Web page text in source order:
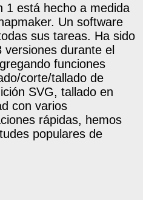
1 está hecho a medida
Un software
sus tareas. Ha sido
versiones durante el
funciones
corte/tallado de
SVG, tallado en
con varios
rápidas, hemos
populares de